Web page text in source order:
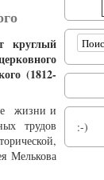
круглый
(1812-
жизни и
трудов
Мелькова
:-)